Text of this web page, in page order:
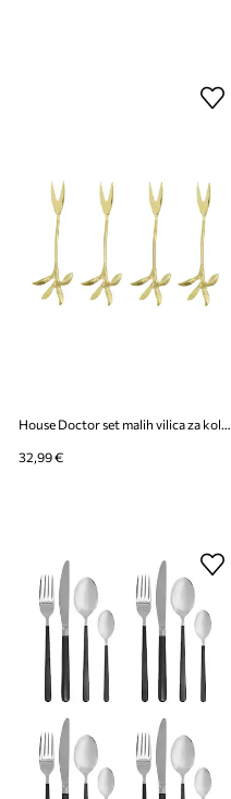
House Doctor set malih vilica za kolače od nehrđajućeg čelika 12,5 x 4 cm
32,99 €